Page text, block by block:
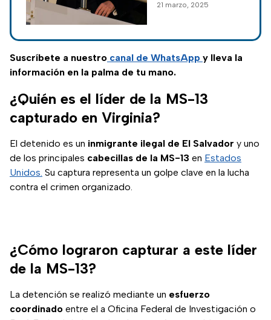
fabricamos
principales
por lo que se volvió
a lanzar contra los
productos
21 marzo, 2025
Suscríbete a nuestro canal de WhatsApp y lleva la
información en la palma de tu mano.
¿Quién es el líder de la MS-13
capturado en Virginia?
El detenido es un inmigrante ilegal de El Salvador y uno
de los principales cabecillas de la MS-13 en Estados
Unidos. Su captura representa un golpe clave en la lucha
contra el crimen organizado.
¿Cómo lograron capturar a este líder
de la MS-13?
La detención se realizó mediante un esfuerzo
coordinado entre el a Oficina Federal de Investigación o